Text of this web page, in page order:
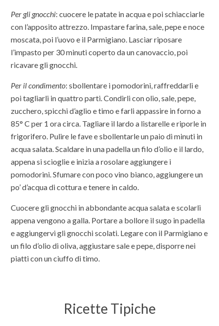
Per gli gnocchi: cuocere le patate in acqua e poi schiacciarle
con l’apposito attrezzo. Impastare farina, sale, pepe e noce
moscata, poi l’uovo e il Parmigiano. Lasciar riposare
l’impasto per 30 minuti coperto da un canovaccio, poi
ricavare gli gnocchi.
Per il condimento: sbollentare i pomodorini, raffreddarli e
poi tagliarli in quattro parti. Condirli con olio, sale, pepe,
zucchero, spicchi d’aglio e timo e farli appassire in forno a
85° C per 1 ora circa. Tagliare il lardo a listarelle e riporle in
frigorifero. Pulire le fave e sbollentarle un paio di minuti in
acqua salata. Scaldare in una padella un filo d’olio e il lardo,
appena si scioglie e inizia a rosolare aggiungere i
pomodorini. Sfumare con poco vino bianco, aggiungere un
po’ d’acqua di cottura e tenere in caldo.
Cuocere gli gnocchi in abbondante acqua salata e scolarli
appena vengono a galla. Portare a bollore il sugo in padella
e aggiungervi gli gnocchi scolati. Legare con il Parmigiano e
un filo d’olio di oliva, aggiustare sale e pepe, disporre nei
piatti con un ciuffo di timo.
Ricette Tipiche